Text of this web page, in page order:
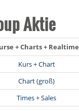
Aktie
+ Charts + Realtime
Kurs + Chart
Chart (groß)
Times + Sales